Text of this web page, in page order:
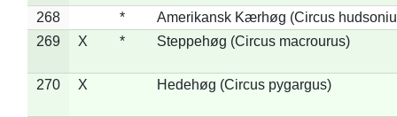
268 *
Amerikansk Kærhøg (Circus
269
X * Steppehøg (Circus macrourus)
270 X Hedehøg (Circus pygargus)